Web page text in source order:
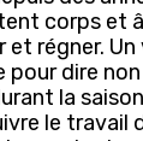
corps et
régner.
dire
la
le travail